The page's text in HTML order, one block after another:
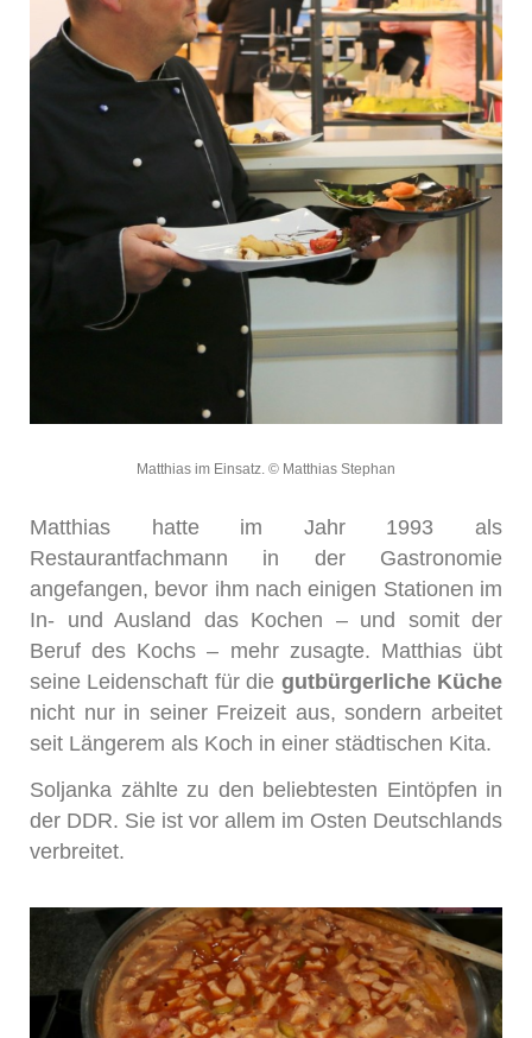
Matthias im Einsatz. © Matthias Stephan
Matthias hatte im Jahr 1993 als
Restaurantfachmann in der Gastronomie
angefangen, bevor ihm nach einigen Stationen im
In- und Ausland das Kochen – und somit der
Beruf des Kochs – mehr zusagte. Matthias übt
seine Leidenschaft für die gutbürgerliche Küche
nicht nur in seiner Freizeit aus, sondern arbeitet
seit Längerem als Koch in einer städtischen Kita.
Soljanka zählte zu den beliebtesten Eintöpfen in
der DDR. Sie ist vor allem im Osten Deutschlands
verbreitet.